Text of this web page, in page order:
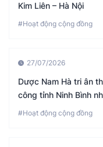
Kim Liên – Hà Nội
#Hoạt động cộng đồng
27/07/2026
Dược Nam Hà tri ân
công tỉnh Ninh Bình
#Hoạt động cộng đồng